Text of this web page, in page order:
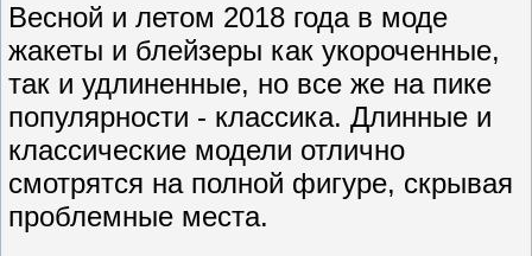
Весной и летом 2018 года в моде
жакеты и блейзеры как укороченные,
так и удлиненные, но все же на пике
популярности - классика. Длинные и
классические модели отлично
смотрятся на полной фигуре, скрывая
проблемные места.